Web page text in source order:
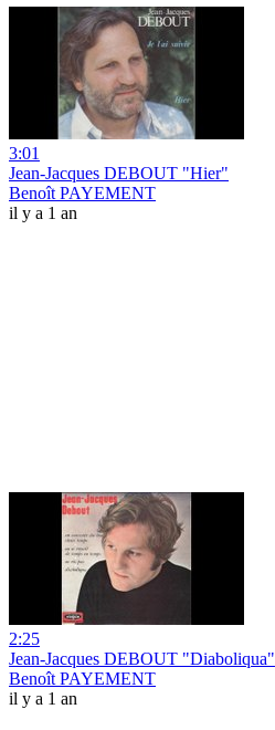
3:01
Jean-Jacques DEBOUT "Hier"
Benoît PAYEMENT
il y a 1 an
2:25
Jean-Jacques DEBOUT "Diaboliqua"
Benoît PAYEMENT
il y a 1 an